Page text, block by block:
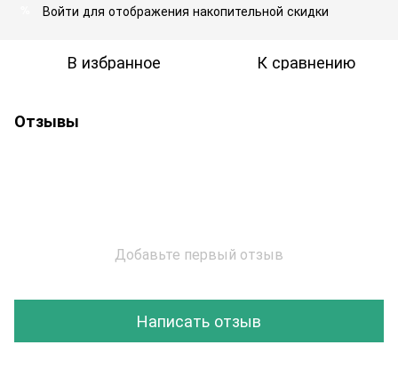
Войти для отображения накопительной скидки
В избранное К сравнению
Отзывы
Добавьте первый отзыв
Написать отзыв